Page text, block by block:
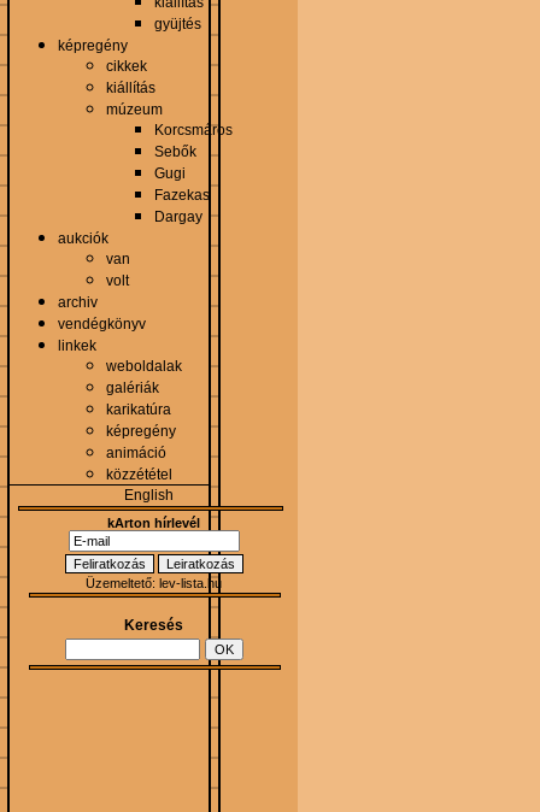
gyüjtés
képregény
cikkek
kiállítás
múzeum
Korcsmáros
Sebők
Gugi
Fazekas
Dargay
aukciók
van
volt
archiv
vendégkönyv
linkek
weboldalak
galériák
karikatúra
képregény
animáció
közzététel
English
kArton hírlevél
Üzemeltető: lev-lista.hu
Keresés